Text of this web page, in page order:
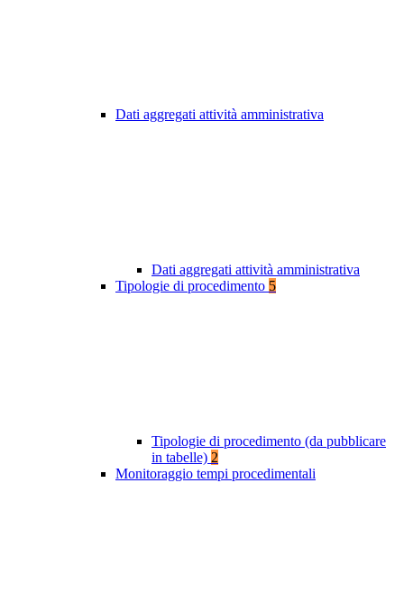
Dati aggregati attività amministrativa
Dati aggregati attività amministrativa
Tipologie di procedimento 5
Tipologie di procedimento (da pubblicare
in tabelle) 2
Monitoraggio tempi procedimentali